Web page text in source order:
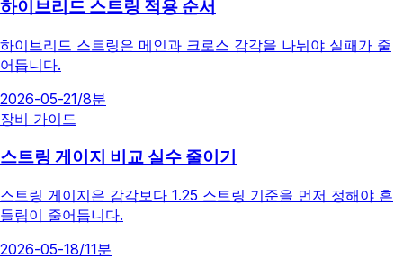
하이브리드 스트링 적용 순서
하이브리드 스트링은 메인과 크로스 감각을 나눠야 실패가 줄
어듭니다.
2026-05-21/8분
장비 가이드
스트링 게이지 비교 실수 줄이기
스트링 게이지은 감각보다 1.25 스트링 기준을 먼저 정해야 흔
들림이 줄어듭니다.
2026-05-18/11분